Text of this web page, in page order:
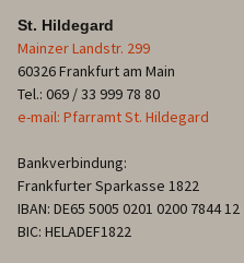
St. Hildegard
Mainzer Landstr. 299
60326 Frankfurt am Main
Tel.: 069 / 33 999 78 80
e-mail: Pfarramt St. Hildegard
Bankverbindung:
Frankfurter Sparkasse 1822
IBAN: DE65 5005 0201 0200 7844 12
BIC: HELADEF1822